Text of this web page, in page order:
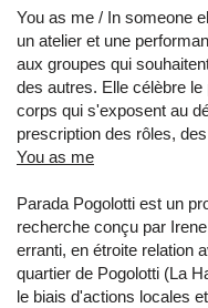
You as me / In someone
un atelier et une
aux groupes qui
des autres. Elle célèbre le
corps qui s'exposent au
prescription des rôles,
You as me
Parada Pogolotti est un
recherche conçu par
erranti, en étroite relation
quartier de Pogolotti (La
le biais d'actions locales